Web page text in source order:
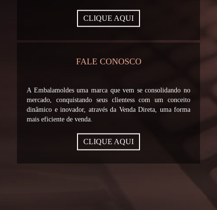
CLIQUE AQUI
FALE CONOSCO
A Embalamoldes uma marca que vem se consolidando no
mercado, conquistando seus clientess com um conceito
dinâmico e inovador, através da Venda Direta, uma forma
mais eficiente de venda.
CLIQUE AQUI